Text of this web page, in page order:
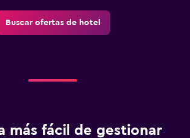
planchar
Buscar ofertas de hotel
más fácil de gestionar